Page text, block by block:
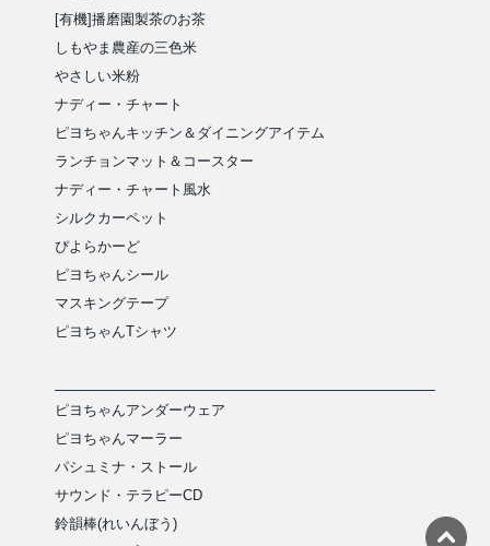
[有機]播磨園製茶のお茶
しもやま農産の三色米
やさしい米粉
ナディー・チャート
ピヨちゃんキッチン＆ダイニングアイテム
ランチョンマット＆コースター
ナディー・チャート風水
シルクカーペット
ぴよらかーど
ピヨちゃんシール
マスキングテープ
ピヨちゃんTシャツ
ピヨちゃんアンダーウェア
ピヨちゃんマーラー
パシュミナ・ストール
サウンド・テラピーCD
鈴韻棒(れいんぼう)